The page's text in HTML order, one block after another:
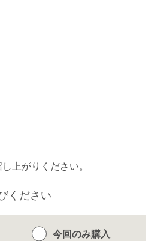
上がりください。
ください
今回のみ購入